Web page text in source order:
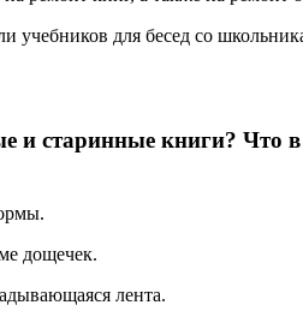
учебников для бесед со
и старинные книги? Что
дощечек.
лента.